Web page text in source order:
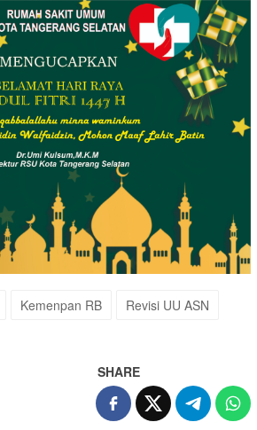
Kemenpan RB
Revisi UU ASN
SHARE